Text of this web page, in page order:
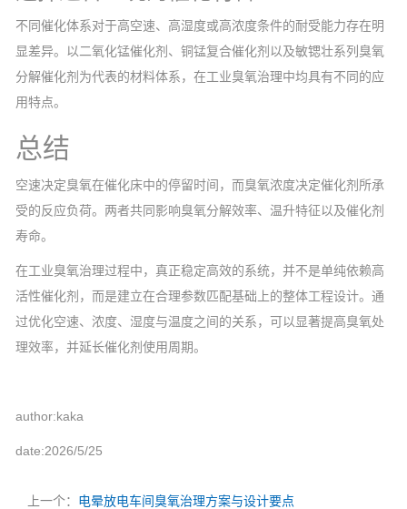
不同催化体系对于高空速、高湿度或高浓度条件的耐受能力存在明
显差异。以二氧化锰催化剂、铜锰复合催化剂以及敏锶壮系列臭氧
分解催化剂为代表的材料体系，在工业臭氧治理中均具有不同的应
用特点。
总结
空速决定臭氧在催化床中的停留时间，而臭氧浓度决定催化剂所承
受的反应负荷。两者共同影响臭氧分解效率、温升特征以及催化剂
寿命。
在工业臭氧治理过程中，真正稳定高效的系统，并不是单纯依赖高
活性催化剂，而是建立在合理参数匹配基础上的整体工程设计。通
过优化空速、浓度、湿度与温度之间的关系，可以显著提高臭氧处
理效率，并延长催化剂使用周期。
author:kaka
date:2026/5/25
上一个： 电晕放电车间臭氧治理方案与设计要点